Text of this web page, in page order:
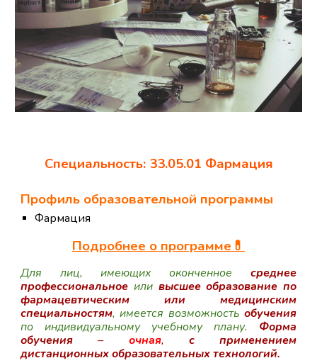
Специальность: 33.05.01 Фармация
Профиль образовательной программы
Фармация
Подробнее о программе💊
Для лиц, имеющих оконченное среднее
профессиональное или высшее образование по
фармацевтическим или медицинским
специальностям, имеется возможность обучения
по индивидуальному учебному плану. Форма
обучения – очная, с применением
дистанционных образовательных технологий.